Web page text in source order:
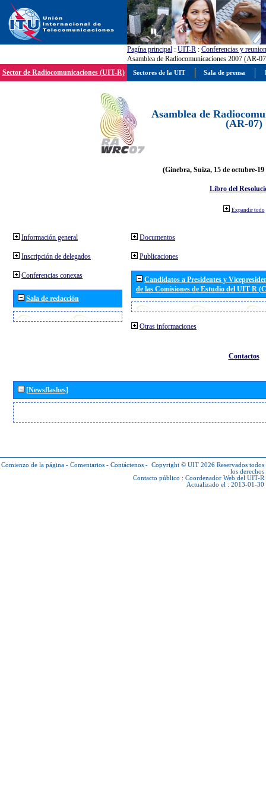
Pagína principal : UIT-R : Conferencias y
Asamblea de Radiocomunicaciones 2007 (AR-
Sector de Radiocomunicaciones (UIT-R)
Asamblea de
(AR-07)
(Ginebra, Suiza, 15 de octubre-19
Libro del
Expandir todo
Información general
Inscripción de delegados
Conferencias conexas
Sala de redacción
Documentos
Publicaciones
Candidatos a Presidentes y
de las Comisiones de Estudio del UIT R
Otras informaciones
Contactos
[Newsflashes]
Comienzo de la página - Comentarios - Contáctenos - Copyright © UIT 2026 Reservados todos
los derechos
Contacto público : Coordenador Web del UIT-R
Actualizado el : 2013-01-30
Sectores de la UIT Sala de prensa